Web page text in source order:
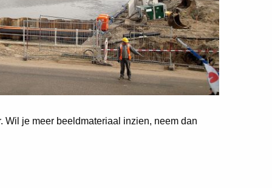
Wil je meer beeldmateriaal inzien, neem dan